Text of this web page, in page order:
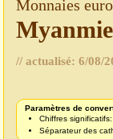
Monnaies
Myanmie
// actualisé: 6/08/
Paramètres de
Chiffres significatifs:
Séparateur des